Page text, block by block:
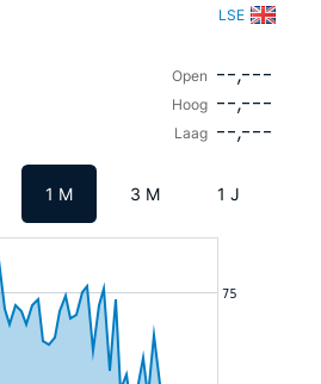
LSE
Open --,---
Hoog --,---
Laag --,---
1 M 3 M 1 J